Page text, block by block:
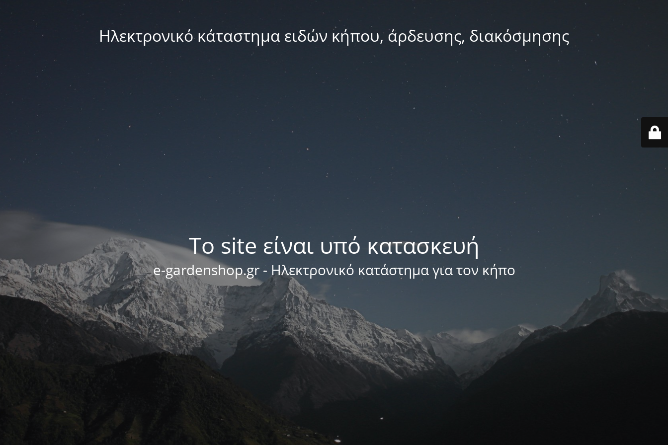
Ηλεκτρονικό κάταστημα ειδών κήπου, άρδευσης, διακόσμησης
Το site είναι υπό κατασκευή
e-gardenshop.gr - Ηλεκτρονικό κατάστημα για τον κήπο